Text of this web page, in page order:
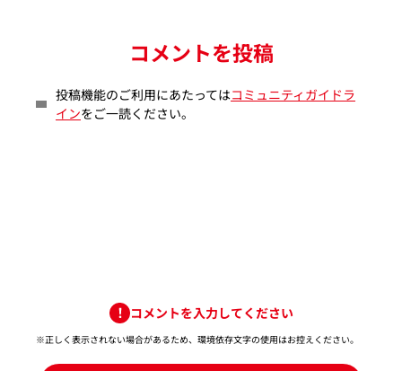
コメントを投稿
投稿機能のご利用にあたってはコミュニティガイドラ
インをご一読ください。
コメントを入力してください
※正しく表示されない場合があるため、環境依存文字の使用はお控えください。​